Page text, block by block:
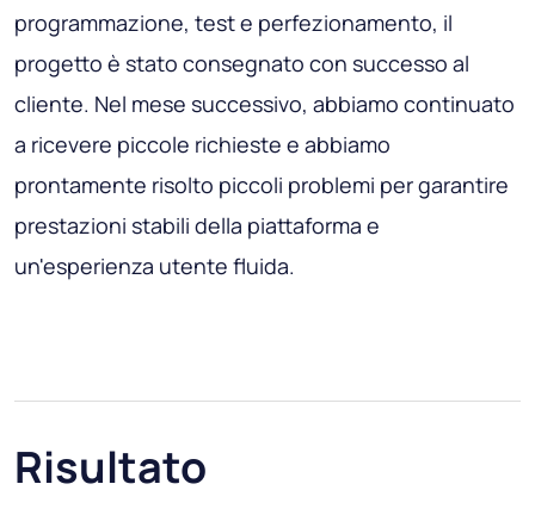
programmazione, test e perfezionamento, il
progetto è stato consegnato con successo al
cliente. Nel mese successivo, abbiamo continuato
a ricevere piccole richieste e abbiamo
prontamente risolto piccoli problemi per garantire
prestazioni stabili della piattaforma e
un'esperienza utente fluida.
Risultato